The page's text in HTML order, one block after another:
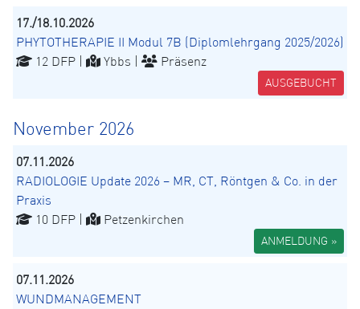
17./18.10.2026
PHYTOTHERAPIE II Modul 7B (Diplomlehrgang 2025/2026)
12 DFP |
Ybbs | Präsenz
AUSGEBUCHT
November 2026
07.11.2026
RADIOLOGIE Update 2026 – MR, CT, Röntgen & Co. in der
Praxis
10 DFP |
Petzenkirchen
ANMELDUNG »
07.11.2026
WUNDMANAGEMENT